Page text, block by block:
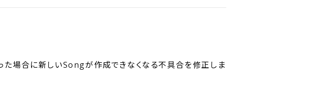
場合に新しいSongが作成できなくなる不具合を修正しま